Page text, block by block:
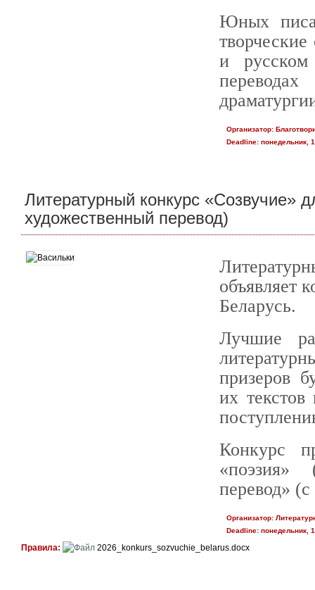
Юных
и русском
Организатор:
Deadline:понедельник,
Литературный конкурс «Созвучие»
художественный перевод)
объявляет
Беларусь.
Лучшие
призеров
их
Конкурс
«поэзия»
перевод»
Организатор:
Deadline:понедельник,
Правила: 2026_konkurs_sozvuchie_belarus.docx